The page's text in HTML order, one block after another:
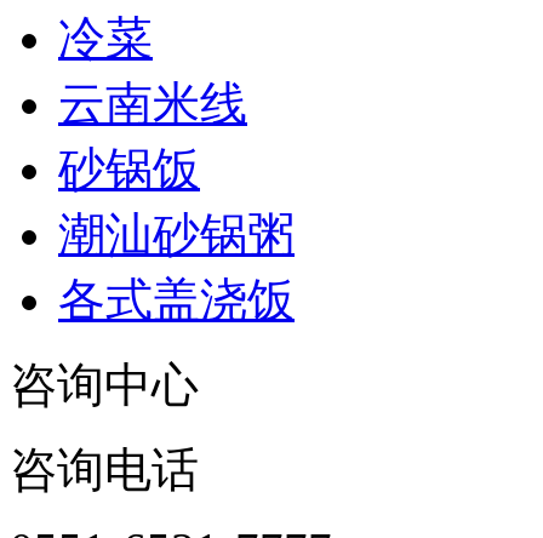
冷菜
云南米线
砂锅饭
潮汕砂锅粥
各式盖浇饭
咨询中心
咨询电话